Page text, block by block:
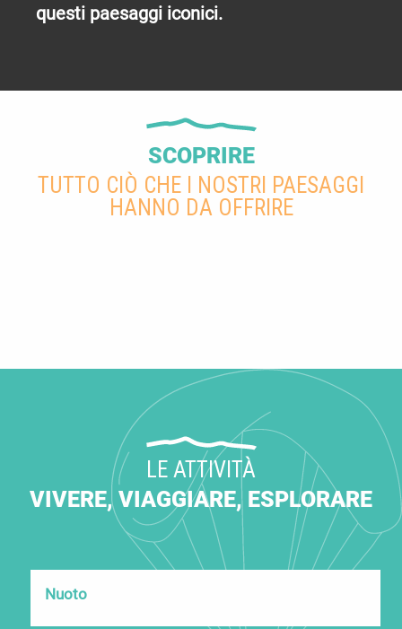
questi paesaggi iconici.
SCOPRIRE
TUTTO CIÒ CHE I NOSTRI PAESAGGI
HANNO DA OFFRIRE
LE ATTIVITÀ
VIVERE, VIAGGIARE, ESPLORARE
Nuoto